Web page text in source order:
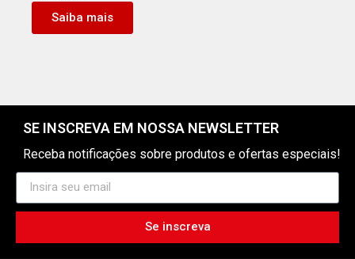
Saiba mais
SE INSCREVA EM NOSSA NEWSLETTER
Receba notificações sobre produtos e ofertas especiais!
Se inscreva